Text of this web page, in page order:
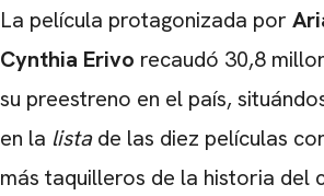
La película protagonizada por
Cynthia Erivo recaudó 30,8
su preestreno en el país,
en la listade las diez películas
más taquilleros de la historia del